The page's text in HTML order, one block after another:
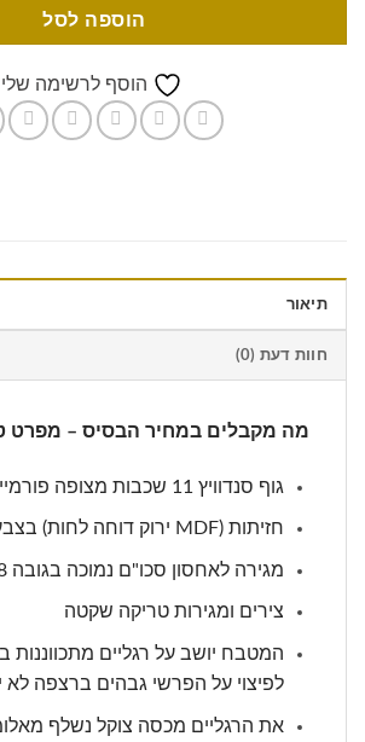
הוספה לסל
הוסף לרשימה שלי
תיאור
חוות דעת (0)
מה מקבלים במחיר הבסיס – מפרט
גוף סנדוויץ 11 שכבות מצופה פורמייקה 2 כיוונים
חזיתות (MDF ירוק דוחה לחות) בצבע לבחירה
מגירה לאחסון סכו"ם נמוכה בגובה 18 ס"מ
צירים ומגירות טריקה שקטה
לפיצוי על הפרשי גבהים ברצפה לא
את הרגליים מכסה צוקל נשלף